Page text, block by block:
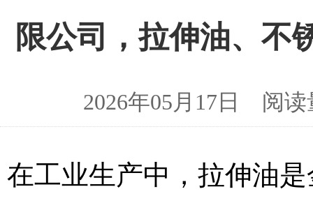
限公司，拉伸油、不
2026年05月17日 阅
在工业生产中，拉伸油